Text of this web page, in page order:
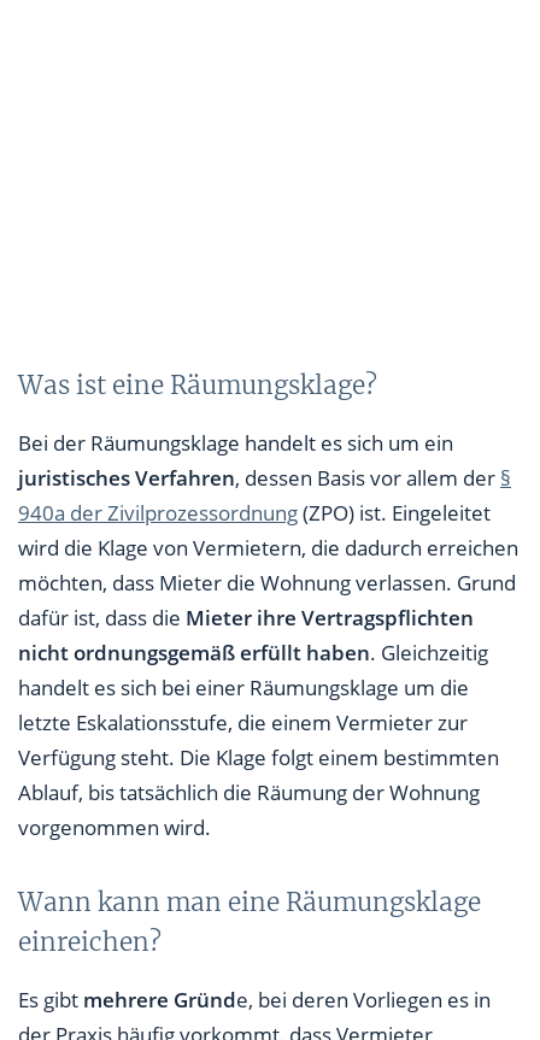
Was ist eine Räumungsklage?
Bei der Räumungsklage handelt es sich um ein
juristisches Verfahren, dessen Basis vor allem der §
940a der Zivilprozessordnung(ZPO) ist. Eingeleitet
wird die Klage von Vermietern, die dadurch erreichen
möchten, dass Mieter die Wohnung verlassen. Grund
dafür ist, dass die Mieter ihre Vertragspflichten
nicht ordnungsgemäß erfüllt haben. Gleichzeitig
handelt es sich bei einer Räumungsklage um die
letzte Eskalationsstufe, die einem Vermieter zur
Verfügung steht. Die Klage folgt einem bestimmten
Ablauf, bis tatsächlich die Räumung der Wohnung
vorgenommen wird.
Wann kann man eine Räumungsklage
einreichen?
Es gibt mehrere Gründe, bei deren Vorliegen es in
der Praxis häufig vorkommt, dass Vermieter